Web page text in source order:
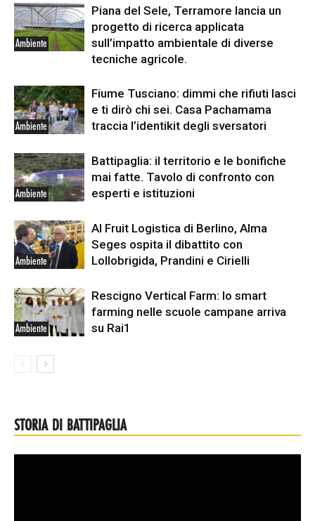
Ambiente
Piana del Sele, Terramore lancia un
progetto di ricerca applicata
sull’impatto ambientale di diverse
tecniche agricole.
Ambiente
Fiume Tusciano: dimmi che rifiuti lasci
e ti dirò chi sei. Casa Pachamama
traccia l’identikit degli sversatori
Ambiente
Battipaglia: il territorio e le bonifiche
mai fatte. Tavolo di confronto con
esperti e istituzioni
Ambiente
Al Fruit Logistica di Berlino, Alma
Seges ospita il dibattito con
Lollobrigida, Prandini e Cirielli
Ambiente
Rescigno Vertical Farm: lo smart
farming nelle scuole campane arriva
su Rai1
STORIA DI BATTIPAGLIA